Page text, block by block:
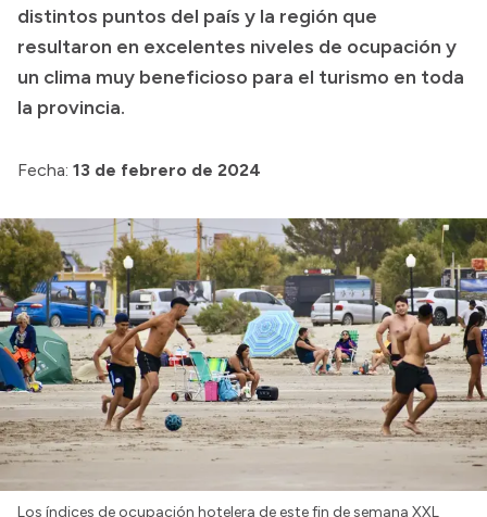
Invertí en Río Negro
Transparencia
Compras y licitaciones
Consulta de expedientes
Consulta de pago a proveedores
Convocatorias
Intranet
Login
distintos puntos del país y la región que
resultaron en excelentes niveles de ocupación y
un clima muy beneficioso para el turismo en toda
la provincia.
Fecha: 13 de febrero de 2024
Los índices de ocupación hotelera de este fin de semana XXL